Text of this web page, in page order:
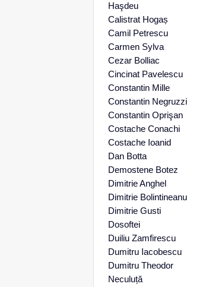
Haşdeu
Calistrat Hogaș
Camil Petrescu
Carmen Sylva
Cezar Bolliac
Cincinat Pavelescu
Constantin Mille
Constantin Negruzzi
Constantin Oprişan
Costache Conachi
Costache Ioanid
Dan Botta
Demostene Botez
Dimitrie Anghel
Dimitrie Bolintineanu
Dimitrie Gusti
Dosoftei
Duiliu Zamfirescu
Dumitru Iacobescu
Dumitru Theodor
Neculuță